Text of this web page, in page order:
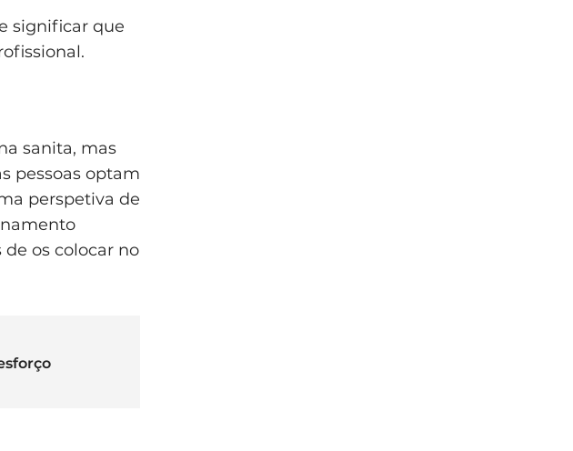
significar que
sanita, mas
pessoas optam
perspetiva de
os colocar no